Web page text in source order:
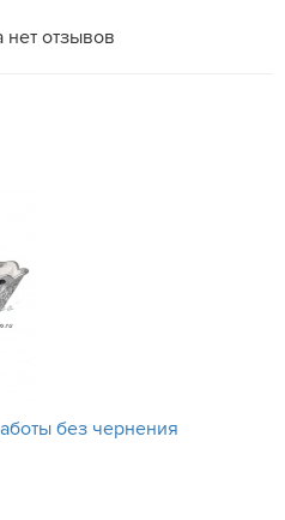
нет отзывов
без чернения